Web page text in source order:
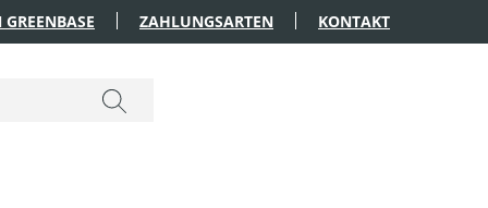
ZAHLUNGSARTEN KONTAKT